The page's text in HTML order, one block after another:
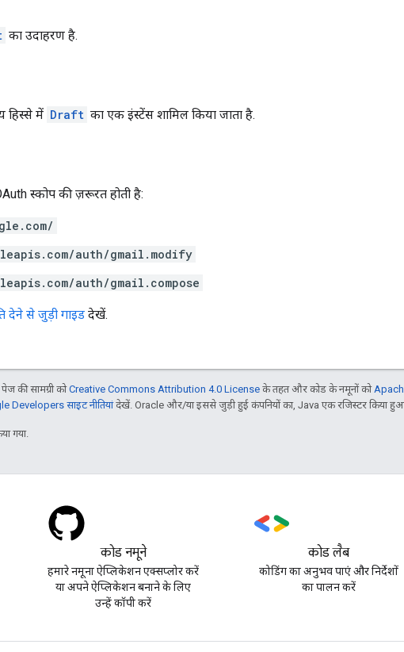
का उदाहरण है.
हिस्से में Draft का एक इंस्टेंस शामिल किया जाता है.
स्कोप की ज़रूरत होती है:
auth/gmail.modify
auth/gmail.compose
देने से जुड़ी गाइड देखें.
की सामग्री कोCreative Commons Attribution 4.0 License के तहत और कोड के नमूनों को
Developers साइट नीतियांदेखें. Oracle और/या इससे जुड़ी हुई कंपनियों का, Java एक रजिस्टर किया हुआ
गया.
कोड नमूने
हमारे नमूना ऐप्लिकेशन एक्सप्लोर करें
या अपने ऐप्लिकेशन बनाने के लिए
उन्हें कॉपी करें
कोड लैब
कोडिंग का अनुभव पाएं और निर्देशों
का पालन करें